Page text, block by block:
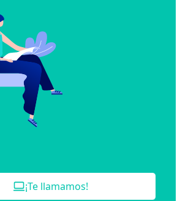
¡Te llamamos!